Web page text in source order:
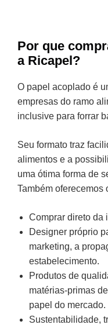
Por que
a Ricapel?
O papel acoplado é
empresas do ramo
inclusive para forrar
Seu formato traz
alimentos e a
uma ótima forma de
Também oferecemos
Comprar direto da
Designer próprio
marketing, a
estabelecimento.
Produtos de
matérias-primas
papel do mercado.
Sustentabilidade,